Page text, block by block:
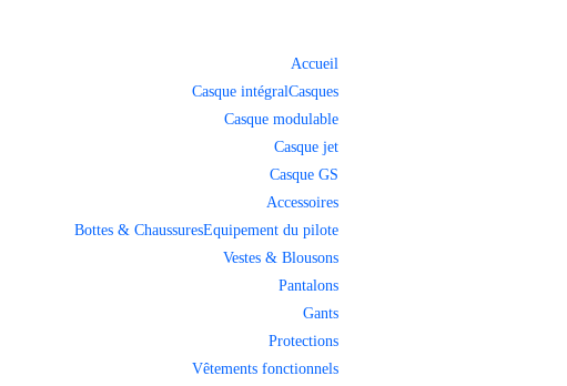
Accueil
Casques
Casque intégral
Casque modulable
Casque jet
Casque GS
Accessoires
Equipement du pilote
Bottes & Chaussures
Vestes & Blousons
Pantalons
Gants
Protections
Vêtements fonctionnels